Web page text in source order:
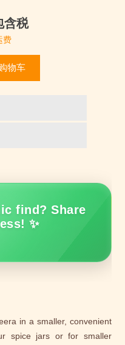
含税
费
物车
find? Share
✨
in a smaller, convenient
spice jars or for smaller